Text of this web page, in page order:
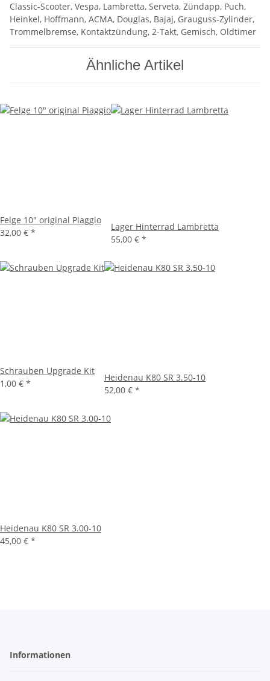
Classic-Scooter, Vespa, Lambretta, Serveta, Zündapp, Puch,
Heinkel, Hoffmann, ACMA, Douglas, Bajaj, Grauguss-Zylinder,
Trommelbremse, Kontaktzündung, 2-Takt, Gemisch, Oldtimer
Ähnliche Artikel
Felge 10" original Piaggio
32,00 € *
Lager Hinterrad Lambretta
55,00 € *
Schrauben Upgrade Kit
1,00 € *
Heidenau K80 SR 3.50-10
52,00 € *
Heidenau K80 SR 3.00-10
45,00 € *
Informationen